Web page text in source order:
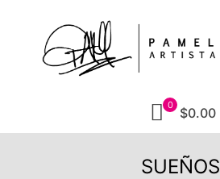
0 $0.00
SUEÑOS